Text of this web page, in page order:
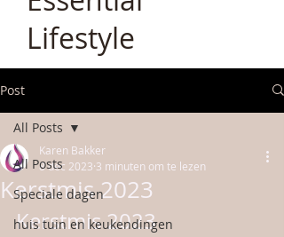
Lifestyle
Post
All Posts
Speciale dagen
huis tuin en keukendingen
All Posts
Kerstmis 2023
Karen Bakker
8 dec 2023 3 minuten om te lezen
Kerstmis 2023